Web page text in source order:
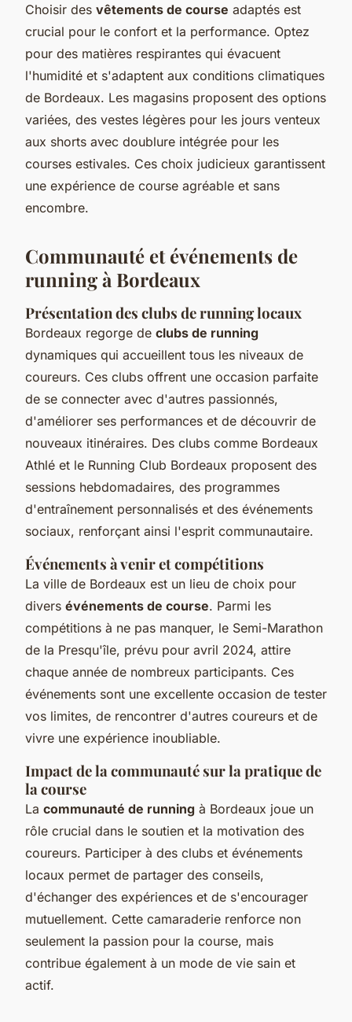
Choisir des vêtements de course adaptés est
crucial pour le confort et la performance. Optez
pour des matières respirantes qui évacuent
l'humidité et s'adaptent aux conditions climatiques
de Bordeaux. Les magasins proposent des options
variées, des vestes légères pour les jours venteux
aux shorts avec doublure intégrée pour les
courses estivales. Ces choix judicieux garantissent
une expérience de course agréable et sans
encombre.
Communauté et événements de
running à Bordeaux
Présentation des clubs de running locaux
Bordeaux regorge de clubs de running
dynamiques qui accueillent tous les niveaux de
coureurs. Ces clubs offrent une occasion parfaite
de se connecter avec d'autres passionnés,
d'améliorer ses performances et de découvrir de
nouveaux itinéraires. Des clubs comme Bordeaux
Athlé et le Running Club Bordeaux proposent des
sessions hebdomadaires, des programmes
d'entraînement personnalisés et des événements
sociaux, renforçant ainsi l'esprit communautaire.
Événements à venir et compétitions
La ville de Bordeaux est un lieu de choix pour
divers événements de course. Parmi les
compétitions à ne pas manquer, le Semi-Marathon
de la Presqu'île, prévu pour avril 2024, attire
chaque année de nombreux participants. Ces
événements sont une excellente occasion de tester
vos limites, de rencontrer d'autres coureurs et de
vivre une expérience inoubliable.
Impact de la communauté sur la pratique de
la course
La communauté de running à Bordeaux joue un
rôle crucial dans le soutien et la motivation des
coureurs. Participer à des clubs et événements
locaux permet de partager des conseils,
d'échanger des expériences et de s'encourager
mutuellement. Cette camaraderie renforce non
seulement la passion pour la course, mais
contribue également à un mode de vie sain et
actif.